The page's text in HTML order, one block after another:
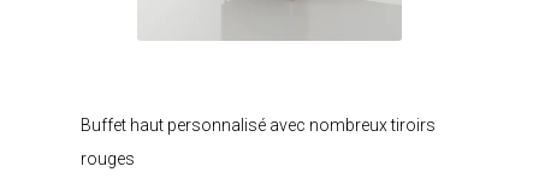
Buffet haut personnalisé avec nombreux tiroirs
rouges